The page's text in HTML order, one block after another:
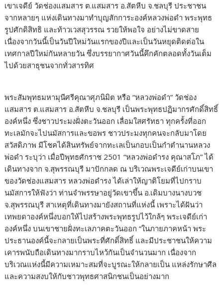
เขาเจดีย์ วัดช่องแสมสาร ต.แสมสาร อ.สัตหีบ จ.ชลบุรี ประชาชน
จากหลายๆ แห่งเดินทางมาทำบุญสักการะองค์หลวงพ่อดำ พระพุทธ
รูปศักดิสิทธิ และท้าวเวสสุวรรณ รวยให้พอใจ อย่างไม่ขาดสาย
เนื่องจากวันนี้เป็นวันปีใหม่วันแรกของปีและเป็นวันหยุดติดต่อใน
เทศกาลปีใหม่กันหลายวัน ซึ่งบรรยากาศวันนี้คึกคักตลอดทั้งวันเต็ม
ไปด้วยสาธุชนจากทั่วสารทิศ
พระสัมพุทธมหามุนีศรีคุณาศุภนิมิต หรือ “หลวงพ่อดำ” วัดช่อง
แสมสาร ต.แสมสาร อ.สัตหีบ จ.ชลบุรี เป็นพระพุทธปฏิมากรศักดิ์สิทธิ์
องค์หนึ่ง ซึ่งชาวประมงฝั่งตะวันออก เลื่อมใสศรัทธา ทุกครั้งที่ออก
ทะเลมักจะไปนมัสการและขอพร ชาวประมงทุกคนจะกลับมาโดย
สวัสดิภาพ มีโชคได้สินทรัพย์จากทะเลเป็นกอบเป็นกำตำนานหลวง
พ่อดำ ระบุว่า เมื่อปีพุทธศักราช 2501 “หลวงพ่อดำรง คุณาสโภ” ได้
เดินทางจาก จ.สุพรรณบุรี มาปักกลด ณ บริเวณพระเจดีย์เก่าบนเขา
ของวัดช่องแสมสาร หลวงพ่อดำรง ได้เล่าให้ญาติโยมที่ไปกราบ
นมัสการให้ฟังว่า ท่านจำพรรษาอยู่วัดเขาขึ้น อ.เดิมบางนางบวช
จ.สุพรรณบุรี สาเหตุที่เดินทางมายังสถานที่แห่งนี้ เพราะได้ฝันว่า
เทพยดาองค์หนึ่งบอกให้ไปสร้างพระพุทธรูปไว้ใกล้ๆ พระเจดีย์เก่า
องค์หนึ่ง บนเขาชายฝั่งทะเลภาคตะวันออก “ในภายภาคหน้า พระ
ประธานองค์นี้จะกลายเป็นพระที่ศักดิ์สิทธิ์ และมีประชาชนให้ความ
เคารพนับถือเดินทางมากราบไหว้กันเป็นจำนวนมาก เนื่องจาก
บริเวณแห่งนี้มีความเหมาะสมที่จะบูรณะให้กลายเป็น แหล่งรักษาศีล
และความสงบให้กับชาวพุทธศาสนิกชนเป็นอย่างมาก